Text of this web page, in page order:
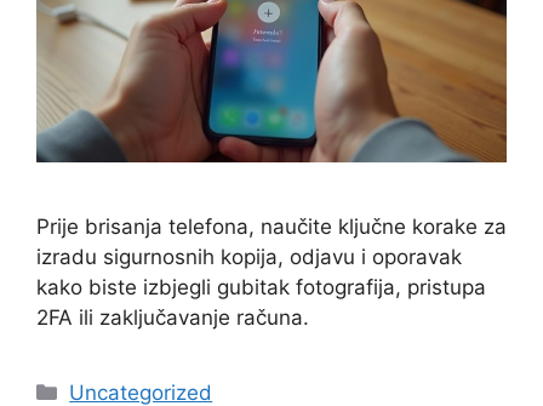
Prije brisanja telefona, naučite ključne korake za
izradu sigurnosnih kopija, odjavu i oporavak
kako biste izbjegli gubitak fotografija, pristupa
2FA ili zaključavanje računa.
Kategorije
Uncategorized